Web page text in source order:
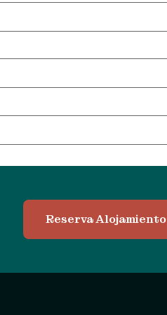
Reserva Alojamiento